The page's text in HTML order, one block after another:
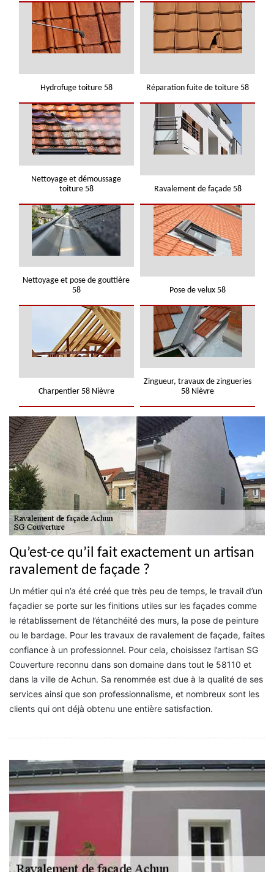
Hydrofuge toiture 58 Réparation fuite de toiture 58
Nettoyage et démoussage
toiture 58
Ravalement de façade 58
Nettoyage et pose de gouttière
58
Pose de velux 58
Charpentier 58 Nièvre
Zingueur, travaux de zingueries
58 Nièvre
Qu’est-ce qu’il fait exactement un artisan
ravalement de façade ?
Un métier qui n’a été créé que très peu de temps, le travail d’un
façadier se porte sur les finitions utiles sur les façades comme
le rétablissement de l’étanchéité des murs, la pose de peinture
ou le bardage. Pour les travaux de ravalement de façade, faites
confiance à un professionnel. Pour cela, choisissez l’artisan SG
Couverture reconnu dans son domaine dans tout le 58110 et
dans la ville de Achun. Sa renommée est due à la qualité de ses
services ainsi que son professionnalisme, et nombreux sont les
clients qui ont déjà obtenu une entière satisfaction.